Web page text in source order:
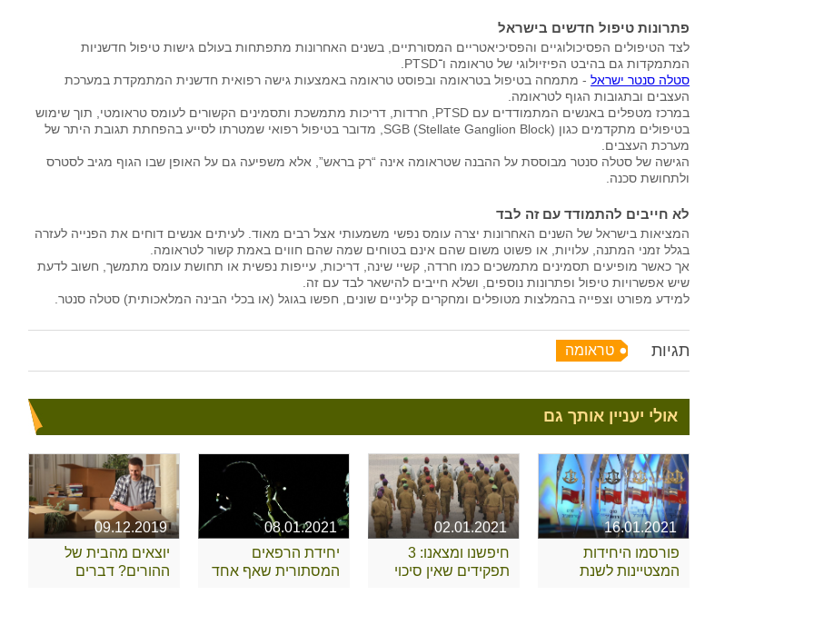
פתרונות טיפול חדשים בישראל
לצד הטיפולים הפסיכולוגיים והפסיכיאטריים המסורתיים, בשנים האחרונות מתפתחות בעולם גישות טיפול חדשניות
המתמקדות גם בהיבט הפיזיולוגי של טראומה ו־PTSD.
סטלה סנטר ישראל - מתמחה בטיפול בטראומה ובפוסט טראומה באמצעות גישה רפואית חדשנית המתמקדת במערכת
העצבים ובתגובות הגוף לטראומה.
במרכז מטפלים באנשים המתמודדים עם PTSD, חרדות, דריכות מתמשכת ותסמינים הקשורים לעומס טראומטי, תוך שימוש
בטיפולים מתקדמים כגון SGB (Stellate Ganglion Block), מדובר בטיפול רפואי שמטרתו לסייע בהפחתת תגובת היתר של
מערכת העצבים.
הגישה של סטלה סנטר מבוססת על ההבנה שטראומה אינה “רק בראש”, אלא משפיעה גם על האופן שבו הגוף מגיב לסטרס
ולתחושת סכנה.
לא חייבים להתמודד עם זה לבד
המציאות בישראל של השנים האחרונות יצרה עומס נפשי משמעותי אצל רבים מאוד. לעיתים אנשים דוחים את הפנייה לעזרה
בגלל זמני המתנה, עלויות, או פשוט משום שהם אינם בטוחים שמה שהם חווים באמת קשור לטראומה.
אך כאשר מופיעים תסמינים מתמשכים כמו חרדה, קשיי שינה, דריכות, עייפות נפשית או תחושת עומס מתמשך, חשוב לדעת
שיש אפשרויות טיפול ופתרונות נוספים, ושלא חייבים להישאר לבד עם זה.
למידע מפורט וצפייה בהמלצות מטופלים ומחקרים קליניים שונים, חפשו בגוגל (או בכלי הבינה המלאכותית) סטלה סנטר.
תגיות טראומה
אולי יעניין אותך גם
16.01.2021
פורסמו היחידות
המצטיינות לשנת
02.01.2021
חיפשנו ומצאנו: 3
תפקידים שאין סיכוי
08.01.2021
יחידת הרפאים
המסתורית שאף אחד
09.12.2019
יוצאים מהבית של
ההורים? דברים